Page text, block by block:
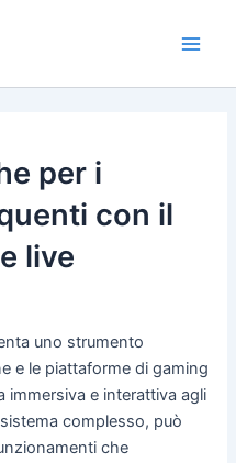
per i
con il
live
uno strumento
e le piattaforme di gaming
immersiva e interattiva agli
complesso, può
che